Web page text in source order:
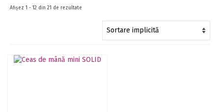
Afișez 1 - 12 din 21 de rezultate